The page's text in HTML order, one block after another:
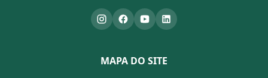
MAPA DO SITE